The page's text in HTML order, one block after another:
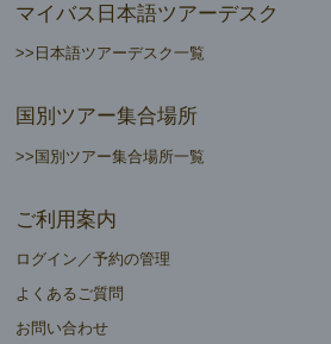
マイバス日本語ツアーデスク
>>日本語ツアーデスク一覧
国別ツアー集合場所
>>国別ツアー集合場所一覧
ご利用案内
ログイン／予約の管理
よくあるご質問
お問い合わせ